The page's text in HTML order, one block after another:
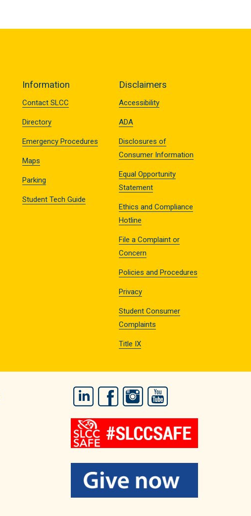
Information
Contact SLCC
Directory
Emergency Procedures
Maps
Parking
Student Tech Guide
Disclaimers
Accessibility
ADA
Disclosures of
Consumer Information
Equal Opportunity
Statement
Ethics and Compliance
Hotline
File a Complaint or
Concern
Policies and Procedures
Privacy
Student Consumer
Complaints
Title IX
LinkedIn FacebookInstagram